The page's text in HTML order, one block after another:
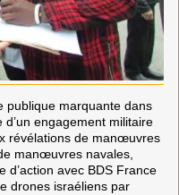
publique marquante dans
d’un engagement militaire
révélations de manœuvres
manœuvres navales,
d’action avec BDS France
drones israéliens par